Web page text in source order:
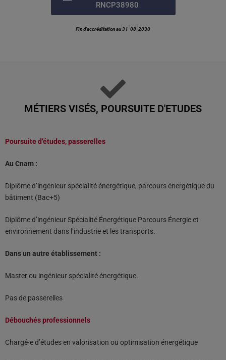
RNCP38980
Fin d’accréditation au 31-08-2030
MÉTIERS VISÉS, POURSUITE D'ETUDES
Poursuite d’études, passerelles
Au Cnam :
Diplôme d’ingénieur spécialité énergétique, parcours énergétique du
bâtiment (Bac+5)
Diplôme d’ingénieur Spécialité Énergétique Parcours Énergie et
environnement dans l’industrie et les transports.
Dans un autre établissement :
Master ou ingénieur spécialité énergétique.
Pas de passerelles
Débouchés professionnels
Chargé·e d’études en valorisation ou optimisation énergétique